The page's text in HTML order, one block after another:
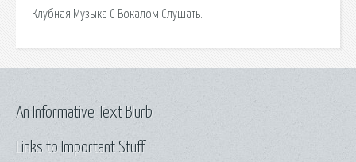
Клубная Музыка С Вокалом Слушать.
Links to Important Stuff
An Informative Text Blurb